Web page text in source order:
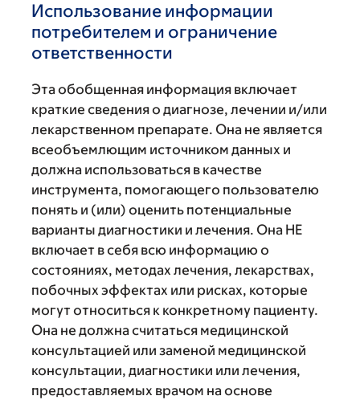
Использование информации
потребителем и ограничение
ответственности
Эта обобщенная информация включает
краткие сведения о диагнозе, лечении и/или
лекарственном препарате. Она не является
всеобъемлющим источником данных и
должна использоваться в качестве
инструмента, помогающего пользователю
понять и (или) оценить потенциальные
варианты диагностики и лечения. Она НЕ
включает в себя всю информацию о
состояниях, методах лечения, лекарствах,
побочных эффектах или рисках, которые
могут относиться к конкретному пациенту.
Она не должна считаться медицинской
консультацией или заменой медицинской
консультации, диагностики или лечения,
предоставляемых врачом на основе